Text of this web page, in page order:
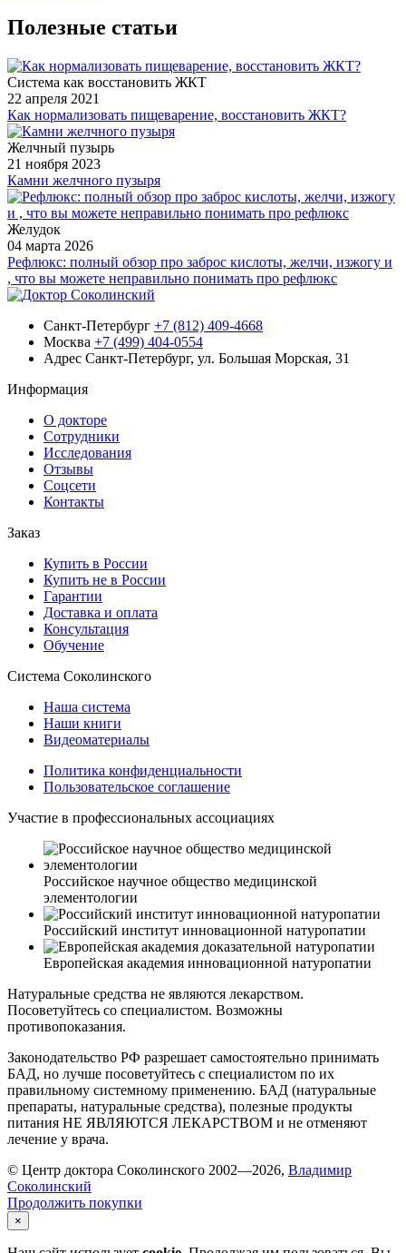
Полезные статьи
Система как восстановить ЖКТ
22 апреля 2021
Как нормализовать пищеварение, восстановить ЖКТ?
Желчный пузырь
21 ноября 2023
Камни желчного пузыря
Желудок
04 марта 2026
Рефлюкс: полный обзор про заброс кислоты, желчи, изжогу и
, что вы можете неправильно понимать про рефлюкс
Санкт-Петербург +7 (812) 409-4668
Москва +7 (499) 404-0554
Адрес Санкт-Петербург, ул. Большая Морская, 31
Информация
О докторе
Сотрудники
Исследования
Отзывы
Соцсети
Контакты
Заказ
Купить в России
Купить не в России
Гарантии
Доставка и оплата
Консультация
Обучение
Система Соколинского
Наша система
Наши книги
Видеоматериалы
Политика конфиденциальности
Пользовательское соглашение
Участие в профессиональных ассоциациях
Российское научное общество медицинской
элементологии
Российский институт инновационной натуропатии
Европейская академия инновационной натуропатии
Натуральные средства не являются лекарством.
Посоветуйтесь со специалистом. Возможны
противопоказания.
Законодательство РФ разрешает самостоятельно принимать
БАД, но лучше посоветуйтесь с специалистом по их
правильному системному применению. БАД (натуральные
препараты, натуральные средства), полезные продукты
питания НЕ ЯВЛЯЮТСЯ ЛЕКАРСТВОМ и не отменяют
лечение у врача.
© Центр доктора Соколинского 2002—2026, Владимир
Соколинский
Продолжить покупки
×